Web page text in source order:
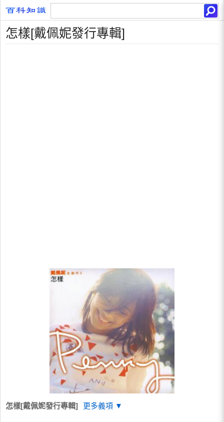
怎樣[戴佩妮發行專輯]
怎樣[戴佩妮發行專輯] 更多義項 ▼